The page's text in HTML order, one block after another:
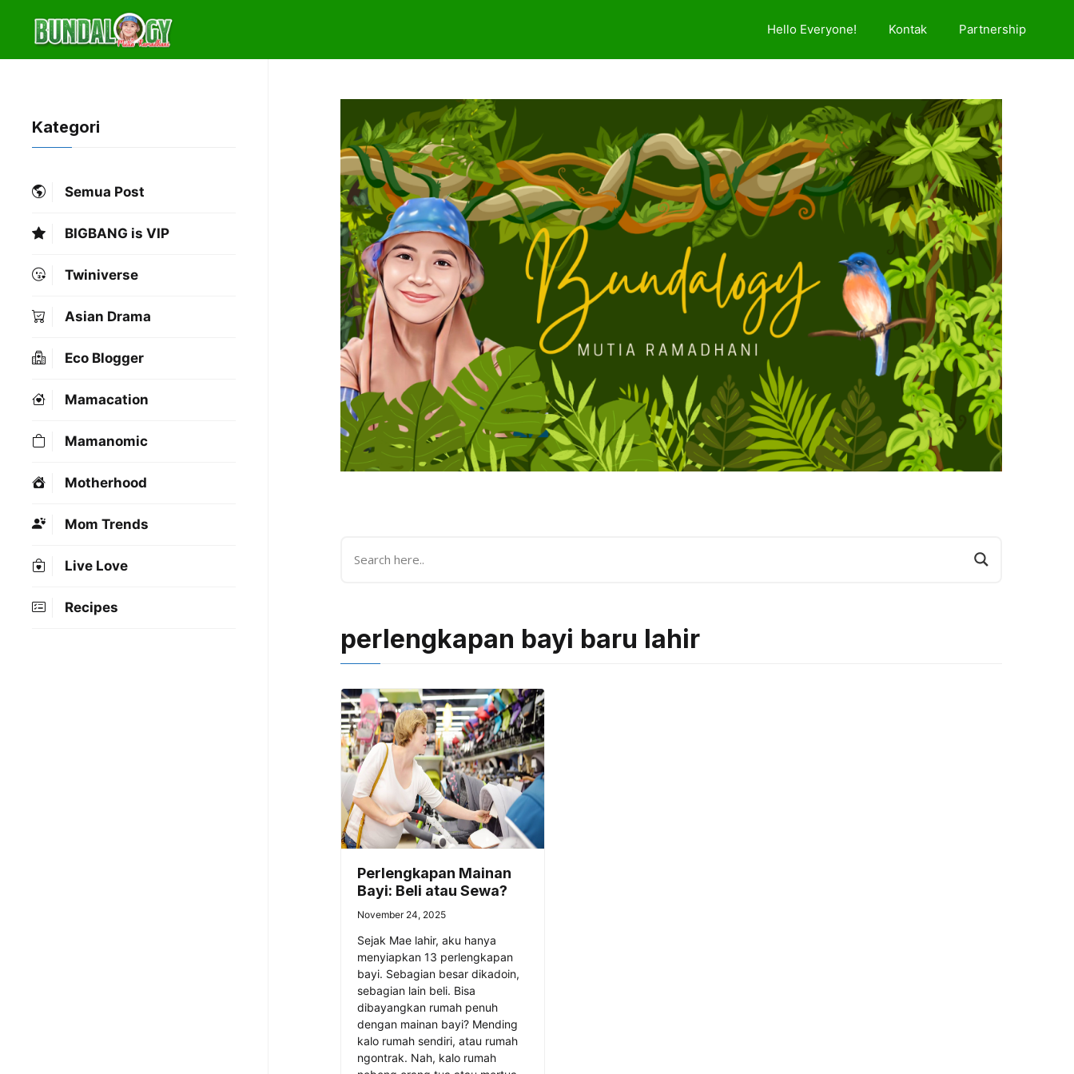
content
Hello Everyone! Kontak Partnership
perlengkapan bayi baru lahir
Perlengkapan Mainan
Bayi: Beli atau Sewa?
November 24, 2025
Sejak Mae lahir, aku hanya
menyiapkan 13 perlengkapan
bayi. Sebagian besar dikadoin,
sebagian lain beli. Bisa
dibayangkan rumah penuh
dengan mainan bayi? Mending
kalo rumah sendiri, atau rumah
ngontrak. Nah, kalo rumah
Kategori
Semua Post
BIGBANG is VIP
Twiniverse
Asian Drama
Eco Blogger
Mamacation
Mamanomic
Motherhood
Mom Trends
Live Love
Recipes